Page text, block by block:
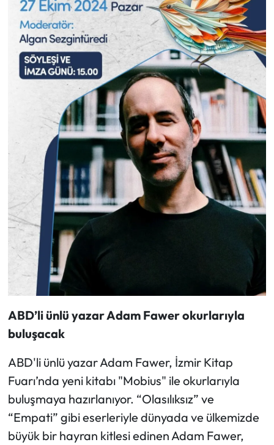
ABD’li ünlü yazar Adam Fawer okurlarıyla
buluşacak
ABD'li ünlü yazar Adam Fawer, İzmir Kitap
Fuarı’nda yeni kitabı "Mobius" ile okurlarıyla
buluşmaya hazırlanıyor. “Olasılıksız” ve
“Empati” gibi eserleriyle dünyada ve ülkemizde
büyük bir hayran kitlesi edinen Adam Fawer,